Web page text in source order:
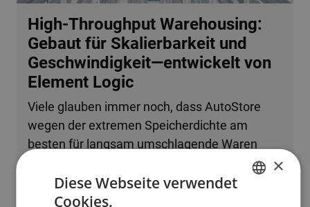
High-Throughput Warehousing:
Gebaut für Skalierbarkeit und
Geschwindigkeit—entwickelt von
Element Logic
Viele glauben immer noch, dass AutoStore
wegen der extremen Speicherdichte am
besten für langsam umschlagende Waren
oder kleine Betriebe geeignet ist. Tatsache ist,
dass das System problemlos mehrere
zehntausend Bestellzeilen pro Stunde
×
Diese Webseite verwendet
Cookies.